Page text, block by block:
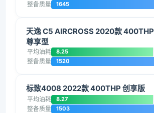
整备质量 1645
天逸 C5 AIRCROSS 2020款 400THP
尊享型
平均油耗 8.25
整备质量 1520
标致4008 2022款 400THP 创享版
平均油耗 8.27
整备质量 1503